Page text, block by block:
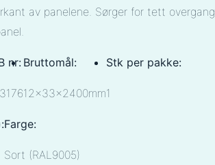
av panelene. Sørger for tett overgang
nr:Bruttomål:
12x33x2400mm
Stk per pakke:
1
Farge:
Sort (RAL9005)